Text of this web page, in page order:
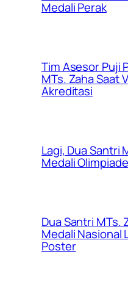
Medali Perak
Tim Asesor Puji
MTs. Zaha Saat
Akreditasi
Lagi, Dua Santri
Medali
Dua Santri MTs.
Medali Nasional
Poster